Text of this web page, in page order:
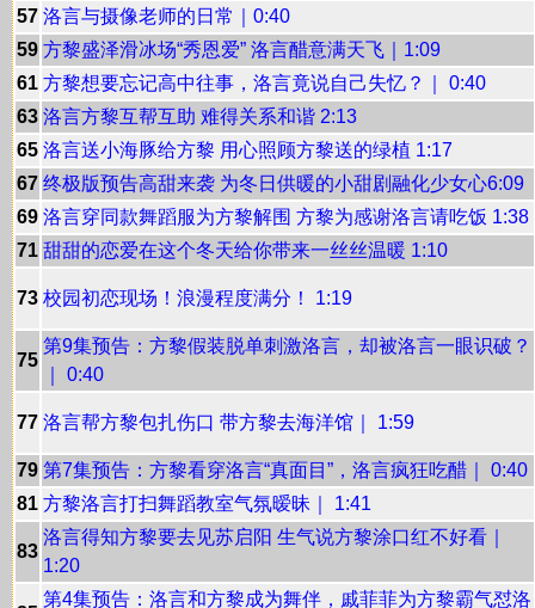
57 洛言与摄像老师的日常｜0:40
59 方黎盛泽滑冰场“秀恩爱” 洛言醋意满天飞｜1:09
61 方黎想要忘记高中往事，洛言竟说自己失忆？｜ 0:40
63 洛言方黎互帮互助 难得关系和谐 2:13
65 洛言送小海豚给方黎 用心照顾方黎送的绿植 1:17
67 终极版预告高甜来袭 为冬日供暖的小甜剧融化少女心6:09
69 洛言穿同款舞蹈服为方黎解围 方黎为感谢洛言请吃饭 1:38
71 甜甜的恋爱在这个冬天给你带来一丝丝温暖 1:10
73 校园初恋现场！浪漫程度满分！ 1:19
75
第9集预告：方黎假装脱单刺激洛言，却被洛言一眼识破？
｜ 0:40
77 洛言帮方黎包扎伤口 带方黎去海洋馆｜ 1:59
79 第7集预告：方黎看穿洛言“真面目”，洛言疯狂吃醋｜ 0:40
81 方黎洛言打扫舞蹈教室气氛暧昧｜ 1:41
83
洛言得知方黎要去见苏启阳 生气说方黎涂口红不好看｜
1:20
第4集预告：洛言和方黎成为舞伴，戚菲菲为方黎霸气怼洛